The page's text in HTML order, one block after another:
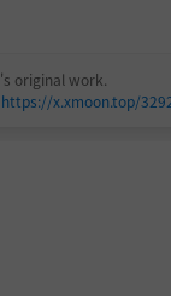
's original work.
https://x.xmoon.top/